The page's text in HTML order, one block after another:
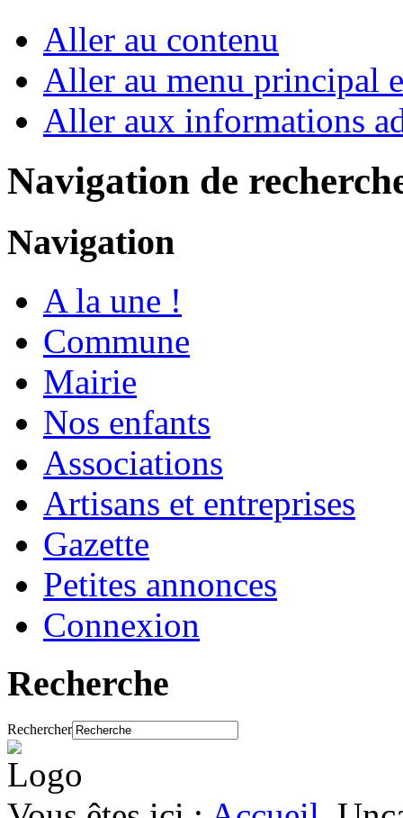
Aller au contenu
Aller au menu principal
Aller aux informations
Navigation de
Navigation
A la une !
Commune
Mairie
Nos enfants
Associations
Artisans et entreprises
Gazette
Petites annonces
Connexion
Recherche
Rechercher